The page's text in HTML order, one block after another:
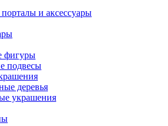
и аксессуары
фигуры
подвесы
деревья
украшения